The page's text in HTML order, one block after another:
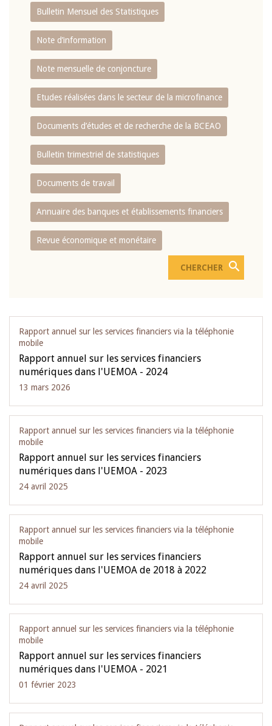
Bulletin Mensuel des Statistiques
Note d’information
Note mensuelle de conjoncture
Etudes réalisées dans le secteur de la microfinance
Documents d’études et de recherche de la BCEAO
Bulletin trimestriel de statistiques
Documents de travail
Annuaire des banques et établissements financiers
Revue économique et monétaire
Rapport annuel sur les services financiers via la téléphonie
mobile
Rapport annuel sur les services financiers
numériques dans l'UEMOA - 2024
13 mars 2026
Rapport annuel sur les services financiers via la téléphonie
mobile
Rapport annuel sur les services financiers
numériques dans l'UEMOA - 2023
24 avril 2025
Rapport annuel sur les services financiers via la téléphonie
mobile
Rapport annuel sur les services financiers
numériques dans l'UEMOA de 2018 à 2022
24 avril 2025
Rapport annuel sur les services financiers via la téléphonie
mobile
Rapport annuel sur les services financiers
numériques dans l'UEMOA - 2021
01 février 2023